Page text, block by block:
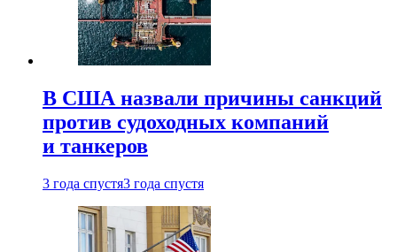
В США назвали причины санкций
против судоходных компаний
и танкеров
3 года спустя3 года спустя